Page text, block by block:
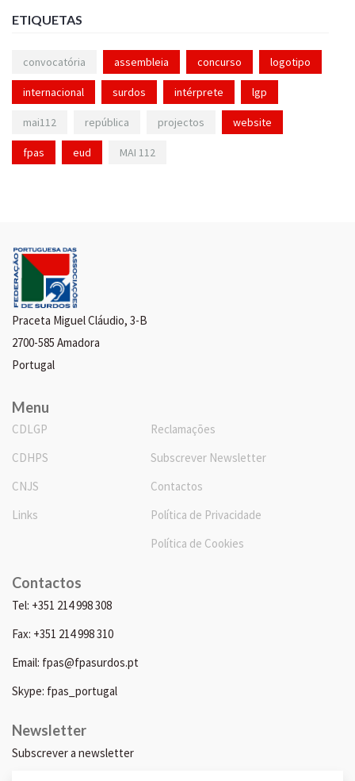
ETIQUETAS
convocatória assembleia concurso logotipo
internacional surdos intérprete lgp
mai112 república projectos website
fpas eud MAI 112
Praceta Miguel Cláudio, 3-B
2700-585 Amadora
Portugal
Menu
CDLGP
CDHPS
CNJS
Links
Reclamações
Subscrever Newsletter
Contactos
Política de Privacidade
Política de Cookies
Contactos
Tel: +351 214 998 308
Fax: +351 214 998 310
Email: fpas@fpasurdos.pt
Skype: fpas_portugal
Newsletter
Subscrever a newsletter